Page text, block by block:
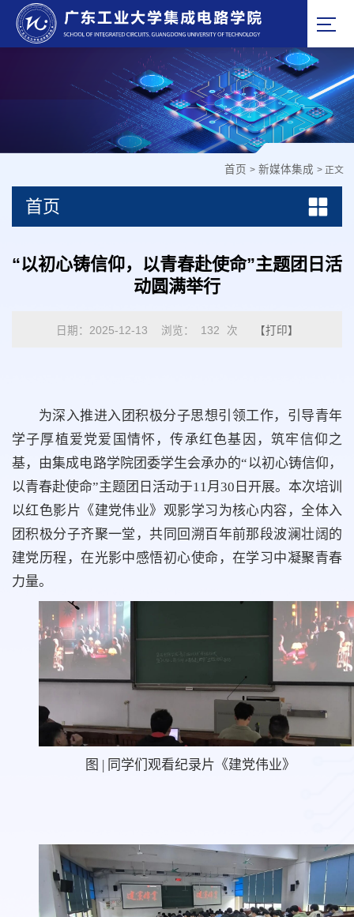
首页 > 新媒体集成 > 正文
首页
“以初心铸信仰，以青春赴使命”主题团日活
动圆满举行
日期：2025-12-13 浏览： 132 次 【打印】
为深入推进入团积极分子思想引领工作，引导青年
学子厚植爱党爱国情怀，传承红色基因，筑牢信仰之
基，由集成电路学院团委学生会承办的“以初心铸信仰，
以青春赴使命”主题团日活动于11月30日开展。本次培训
以红色影片《建党伟业》观影学习为核心内容，全体入
团积极分子齐聚一堂，共同回溯百年前那段波澜壮阔的
建党历程，在光影中感悟初心使命，在学习中凝聚青春
力量。
图 | 同学们观看纪录片《建党伟业》